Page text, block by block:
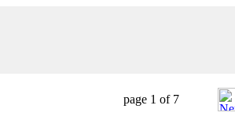
page 1 of 7